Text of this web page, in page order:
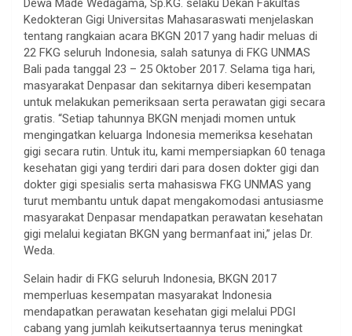
Dewa Made Wedagama, Sp.KG. selaku Dekan Fakultas
Kedokteran Gigi Universitas Mahasaraswati menjelaskan
tentang rangkaian acara BKGN 2017 yang hadir meluas di
22 FKG seluruh Indonesia, salah satunya di FKG UNMAS
Bali pada tanggal 23 – 25 Oktober 2017. Selama tiga hari,
masyarakat Denpasar dan sekitarnya diberi kesempatan
untuk melakukan pemeriksaan serta perawatan gigi secara
gratis. “Setiap tahunnya BKGN menjadi momen untuk
mengingatkan keluarga Indonesia memeriksa kesehatan
gigi secara rutin. Untuk itu, kami mempersiapkan 60 tenaga
kesehatan gigi yang terdiri dari para dosen dokter gigi dan
dokter gigi spesialis serta mahasiswa FKG UNMAS yang
turut membantu untuk dapat mengakomodasi antusiasme
masyarakat Denpasar mendapatkan perawatan kesehatan
gigi melalui kegiatan BKGN yang bermanfaat ini,” jelas Dr.
Weda.
Selain hadir di FKG seluruh Indonesia, BKGN 2017
memperluas kesempatan masyarakat Indonesia
mendapatkan perawatan kesehatan gigi melalui PDGI
cabang yang jumlah keikutsertaannya terus meningkat